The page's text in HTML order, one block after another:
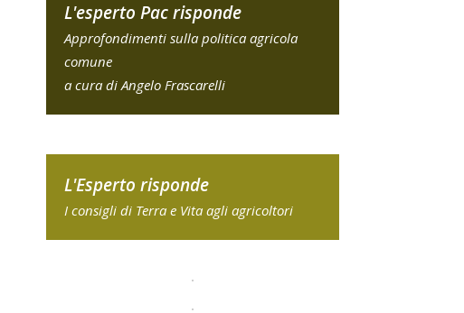
L'esperto Pac risponde
Approfondimenti sulla politica agricola
comune
a cura di Angelo Frascarelli
L'Esperto risponde
I consigli di Terra e Vita agli agricoltori